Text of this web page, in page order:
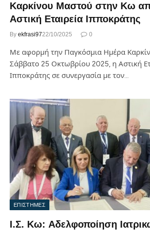
Καρκίνου Μαστού στην Κω
Αστική Εταιρεία Ιπποκράτης
By ekfrasi9722/10/2025 0
Με αφορμή την Παγκόσμια Ημέρα
Σάββατο 25 Οκτωβρίου 2025, η Αστική
Ιπποκράτης σε συνεργασία με τον…
ΕΠΙΣΤΗΜΕΣ
I.Σ. Κω: Αδελφοποίηση